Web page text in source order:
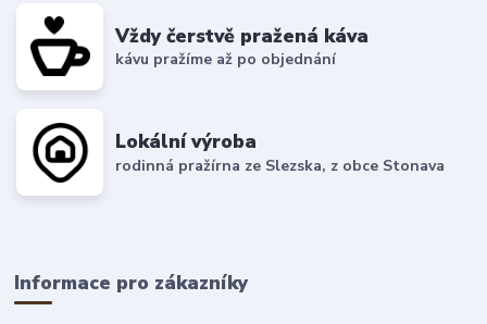
Vždy čerstvě pražená káva
kávu pražíme až po objednání
Lokální výroba
rodinná pražírna ze Slezska, z obce Stonava
Informace pro zákazníky